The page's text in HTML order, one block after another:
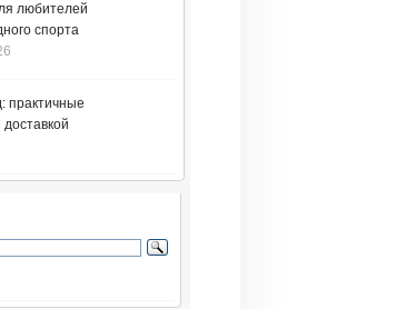
любителей
спорта
практичные